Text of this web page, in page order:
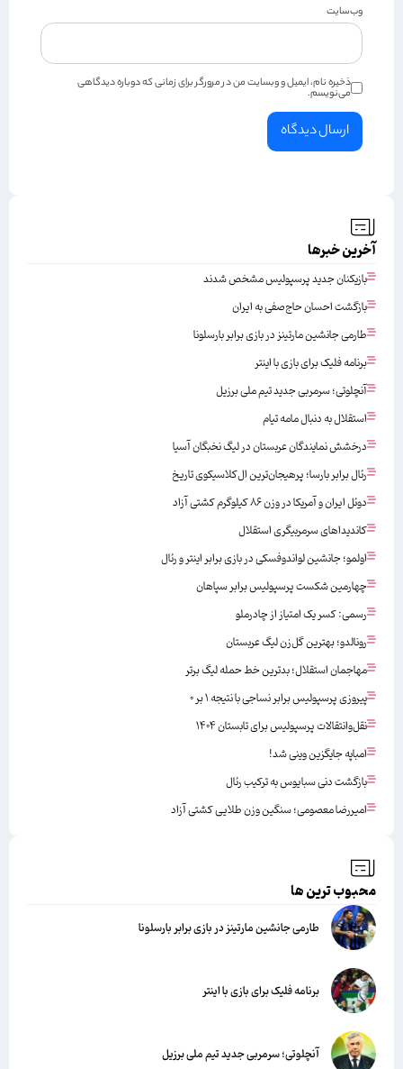
وب‌سایت
ذخیره نام، ایمیل و وبسایت من در مرورگر برای زمانی که دوباره دیدگاهی
می‌نویسم.
آخرین خبرها
بازیکنان جدید پرسپولیس مشخص شدند
بازگشت احسان حاج‌صفی به ایران
طارمی جانشین مارتینز در بازی برابر بارسلونا
برنامه فلیک برای بازی با اینتر
آنچلوتی؛ سرمربی جدید تیم ملی برزیل
استقلال به دنبال مامه تیام
درخشش نمایندگان عربستان در لیگ نخبگان آسیا
رئال برابر بارسا؛ پرهیجان‌‌ترین ال‌کلاسیکوی تاریخ
دوئل ایران و آمریکا در وزن ۸۶ کیلوگرم کشتی آزاد
کاندیداهای سرمربیگری استقلال
اولمو؛ جانشین لواندوفسکی در بازی برابر اینتر و رئال
چهارمین شکست پرسپولیس برابر سپاهان
رسمی: کسر یک امتیاز از چادرملو
رونالدو؛ بهترین گل‌زن لیگ عربستان
مهاجمان استقلال؛ بدترین خط حمله لیگ برتر
پیروزی پرسپولیس برابر نساجی با نتیجه ۱ بر ۰
نقل‌وانتقالات پرسپولیس برای تابستان ۱۴۰۴
امباپه جایگزین وینی شد!
بازگشت دنی سبایوس به ترکیب رئال
امیررضا معصومی؛ سنگین وزن طلایی کشتی آزاد
محبوب ترین ها
طارمی جانشین مارتینز در بازی برابر بارسلونا
برنامه فلیک برای بازی با اینتر
آنچلوتی؛ سرمربی جدید تیم ملی برزیل